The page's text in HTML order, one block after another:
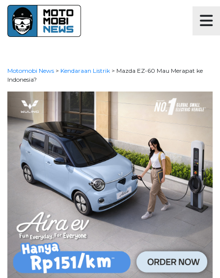
Motomobi News > Kendaraan Listrik > Mazda EZ-60 Mau Merapat ke
Indonesia?